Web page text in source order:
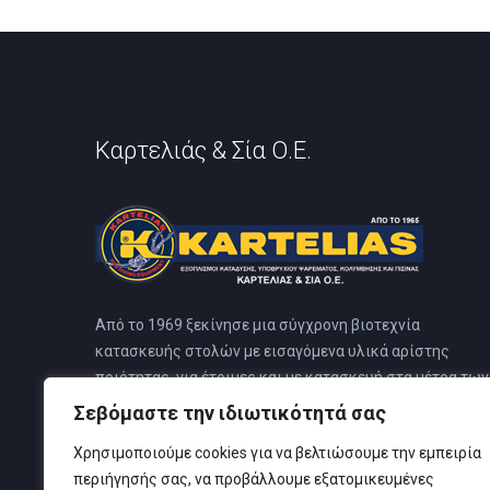
Σεβόμαστε την ιδιωτικότητά σας
Χρησιμοποιούμε cookies για να βελτιώσουμε την εμπειρία
περιήγησής σας, να προβάλλουμε εξατομικευμένες
Καρτελιάς & Σία Ο.Ε.
Από το 1969 ξεκίνησε μια σύγχρονη βιοτεχνία
κατασκευής στολών με εισαγόμενα υλικά αρίστης
ποιότητας, για έτοιμες και με κατασκευή στα μέτρα των
πελατών. Η εταιρεία από το 1983 μεταφέρθηκε σε
ιδιόκτητο κτίριο στο Ν. Φάληρο. Αυτό το κτίριο
προσχεδιάστηκε για ειδικό κέντρο κατάδυσης, για να
καλύπτει όλες τις ανάγκες των πελατών του, όπου και